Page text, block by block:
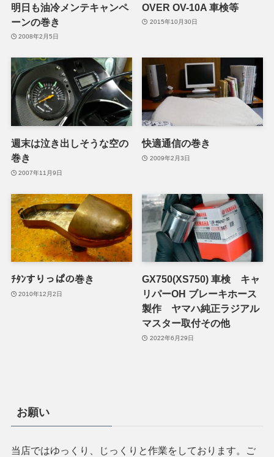
明日も油冷メンテキャンペ
ーンの巻き
2008年2月5日
OVER OV-10A 車検等
2015年10月30日
週末は泣き出しそうな空の
巻き
2007年11月9日
快適通信の巻き
2009年2月3日
ﾁﾀﾝすりっぱの巻き
2010年12月2日
GX750(XS750) 車検 キャ
リパーOH ブレーキホース
製作 ヤマハ純正ラジアル
マスター取付その他
2022年6月29日
お願い
当店ではゆっくり、じっくりと作業をしております。ご